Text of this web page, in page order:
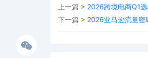
上一篇 > 2026跨境电商Q1
下一篇 > 2026亚马逊流量密